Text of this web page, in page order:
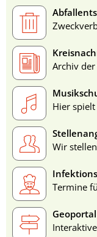
Archiv
Hier
Wir
Termine